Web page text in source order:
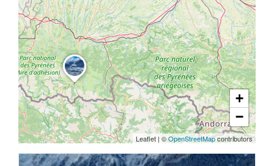
+
−
Leaflet | ©OpenStreetMapcontributors